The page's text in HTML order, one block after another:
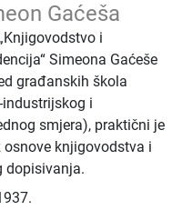
Gaćeša
i
Simeona Gaćeše
građanskih škola
i
smjera), praktični je
osnove knjigovodstva i
dopisivanja.